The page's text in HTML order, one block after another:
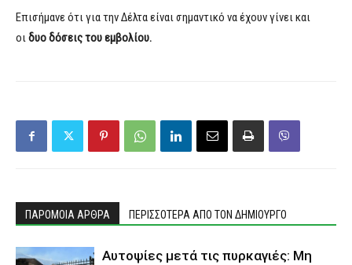
Επισήμανε ότι για την Δέλτα είναι σημαντικό να έχουν γίνει και
οιδυο δόσεις του εμβολίου.
ΠΑΡΟΜΟΙΑ ΑΡΘΡΑ ΠΕΡΙΣΣΟΤΕΡΑ ΑΠΟ ΤΟΝ ΔΗΜΙΟΥΡΓΟ
Αυτοψίες μετά τις πυρκαγιές: Μη